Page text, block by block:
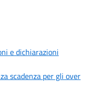
e dichiarazioni
scadenza per gli over